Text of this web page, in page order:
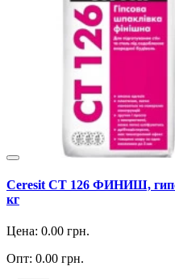
Ceresit СТ 126 ФИНИШ,
кг
Цена: 0.00 грн.
Опт: 0.00 грн.